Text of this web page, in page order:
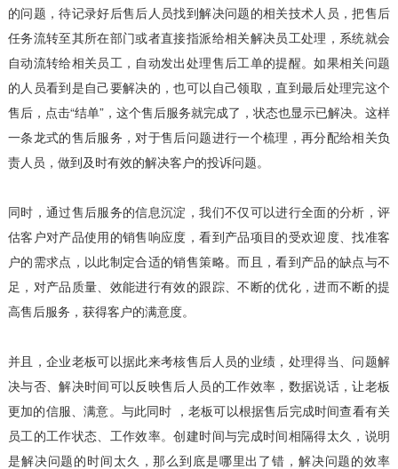
的问题，待记录好后售后人员找到解决问题的相关技术人员，把售后
任务流转至其所在部门或者直接指派给相关解决员工处理，系统就会
自动流转给相关员工，自动发出处理售后工单的提醒。如果相关问题
的人员看到是自己要解决的，也可以自己领取，直到最后处理完这个
售后，点击“结单”，这个售后服务就完成了，状态也显示已解决。这样
一条龙式的售后服务，对于售后问题进行一个梳理，再分配给相关负
责人员，做到及时有效的解决客户的投诉问题。
同时，通过售后服务的信息沉淀，我们不仅可以进行全面的分析，评
估客户对产品使用的销售响应度，看到产品项目的受欢迎度、找准客
户的需求点，以此制定合适的销售策略。而且，看到产品的缺点与不
足，对产品质量、效能进行有效的跟踪、不断的优化，进而不断的提
高售后服务，获得客户的满意度。
并且，企业老板可以据此来考核售后人员的业绩，处理得当、问题解
决与否、解决时间可以反映售后人员的工作效率，数据说话，让老板
更加的信服、满意。与此同时 ，老板可以根据售后完成时间查看有关
员工的工作状态、工作效率。创建时间与完成时间相隔得太久，说明
是解决问题的时间太久，那么到底是哪里出了错，解决问题的效率